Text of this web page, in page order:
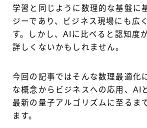
学習と同じように数理的な基盤に
ジーであり、ビジネス現場にも広
す。しかし、AIに比べると認知度
詳しくないかもしれません。
今回の記事ではそんな数理最適化
な概念からビジネスへの応用、AI
最新の量子アルゴリズムに至るま
ます。